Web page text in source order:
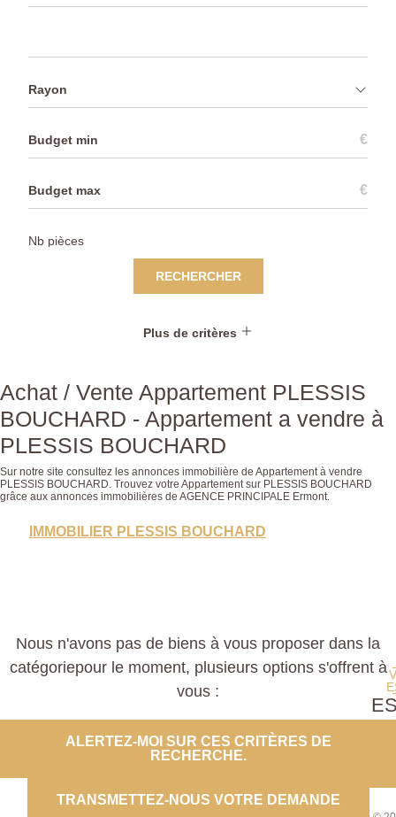
Rayon
€
€
RECHERCHER
Plus de critères
Achat / Vente Appartement PLESSIS
BOUCHARD - Appartement a vendre à
PLESSIS BOUCHARD
Sur notre site consultez les annonces immobilière de Appartement à vendre
PLESSIS BOUCHARD. Trouvez votre Appartement sur PLESSIS BOUCHARD
grâce aux annonces immobilières de AGENCE PRINCIPALE Ermont.
IMMOBILIER PLESSIS BOUCHARD
Nous n'avons pas de biens à vous proposer dans la
catégoriepour le moment, plusieurs options s'offrent à
vous :
ALERTEZ-MOI SUR CES CRITÈRES DE
RECHERCHE.
TRANSMETTEZ-NOUS VOTRE DEMANDE